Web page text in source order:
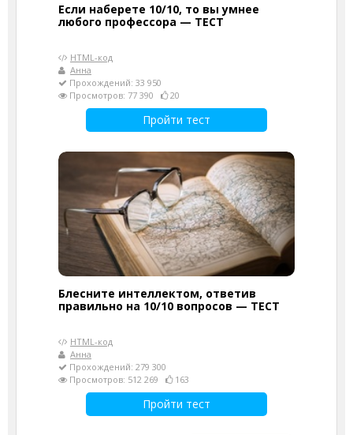
Если наберете 10/10, то вы умнее
любого профессора — ТЕСТ
HTML-код
Анна
Прохождений: 33 950
Просмотров: 77 390
20
Пройти тест
Блесните интеллектом, ответив
правильно на 10/10 вопросов — ТЕСТ
HTML-код
Анна
Прохождений: 279 300
Просмотров: 512 269
163
Пройти тест